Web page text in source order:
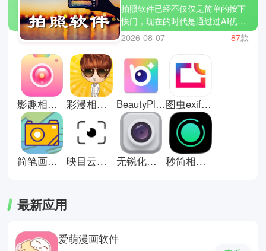
拍照软件已经不仅仅是简单的按下
快门，现在的时代是通过过AI优
化、美颜滤镜和创意特效，让每一
张照片都能成为艺术作品。软件内
置的调节曝光、快门、ISO 等参数
设定都有自动化的备案供你们自由
选择，在你们在拍摄种能够凸显出
想要表达的美。拍照软件普遍上都
加入编辑功能，你们可以在同个软
件里完成照片创作、后期编辑及分
享，非常的方便。今天小编为你们
带来几款功能强大的拍照软件，如
一幅相框、日杂相机、飓风相机等
等，希望你们也可以拍出心满意足
2026-08-07 87款
影趣相机手机版 彩漫相机专业版 BeautyPlus安卓版 图虫exif信息查看器
简笔画相机 映目云摄影平台手机版 无锐化相机app正版 秒简相机app安卓版
最新应用
爱萌漫画软件